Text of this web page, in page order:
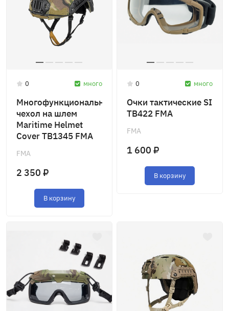
0
Многофункциональный
чехол на шлем
Maritime Helmet
Cover TB1345 FMA
FMA
2 350 ₽
В корзину
много 0
Очки тактические SI
TB422 FMA
FMA
1 600 ₽
В корзину
много